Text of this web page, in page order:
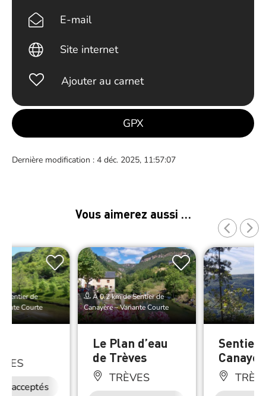
E-mail
Site internet
Ajouter au carnet
GPX
Dernière modification : 4 déc. 2025, 11:57:07
Vous aimerez aussi …
Sentier de
Courte
acceptés
À 0.2 km de Sentier de
Canayère – Variante Courte
Le Plan d’eau
de Trèves
TRÈVES
Sentier